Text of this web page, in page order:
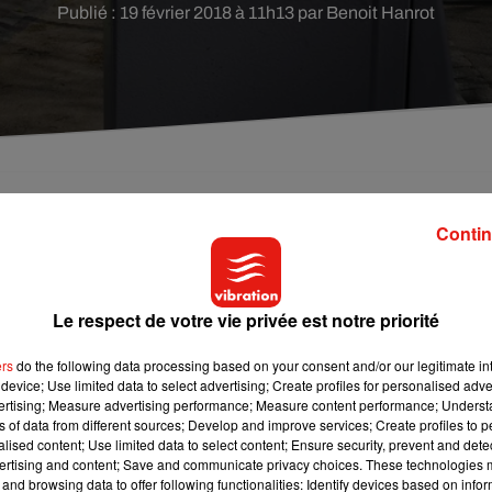
Publié : 19 février 2018 à 11h13 par Benoit Hanrot
payant à Tours. Le nouveau dispositif vient
Explications :
déjà terminées pour les automobilistes. Le nouveau système de
Il avait été dévoilé la semaine dernière par le maire
s’agit de la suppression de la limite à deux heures de
place, à conditions de repasser à l’horodateur ou de payer
heureux. Pour certains élus de l’opposition mais aussi des
Le respect de votre vie privée est notre priorité
do the following data processing based on your consent and/or our legitimate
Use limited data to select advertising; Create profiles for personalised
Measure advertising performance; Measure content performance;
of data from different sources; Develop and improve services; Create profiles to
content; Use limited data to select content; Ensure security, prevent and
and content; Save and communicate privacy choices. These technologies
browsing data to offer following functionalities: Identify devices based on